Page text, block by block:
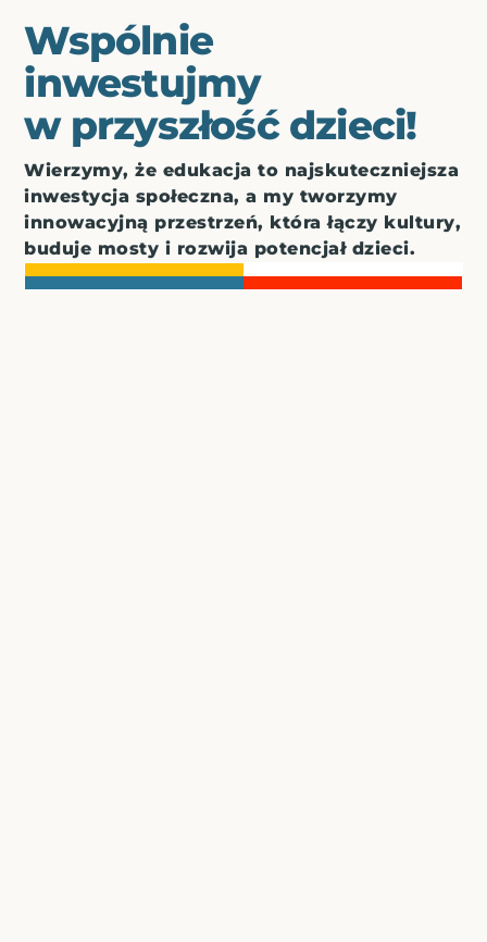
Wspólnie
inwestujmy
w przyszłość dzieci!
Wierzymy, że edukacja to najskuteczniejsza
inwestycja społeczna, a my tworzymy
innowacyjną przestrzeń, która łączy kultury,
buduje mosty i rozwija potencjał dzieci.